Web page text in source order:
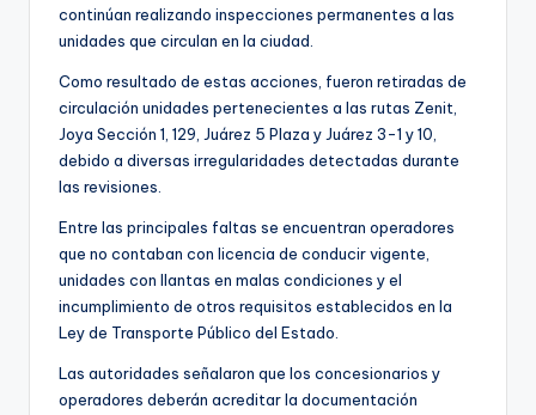
continúan realizando inspecciones permanentes a las
unidades que circulan en la ciudad.
Como resultado de estas acciones, fueron retiradas de
circulación unidades pertenecientes a las rutas Zenit,
Joya Sección 1, 129, Juárez 5 Plaza y Juárez 3-1 y 10,
debido a diversas irregularidades detectadas durante
las revisiones.
Entre las principales faltas se encuentran operadores
que no contaban con licencia de conducir vigente,
unidades con llantas en malas condiciones y el
incumplimiento de otros requisitos establecidos en la
Ley de Transporte Público del Estado.
Las autoridades señalaron que los concesionarios y
operadores deberán acreditar la documentación